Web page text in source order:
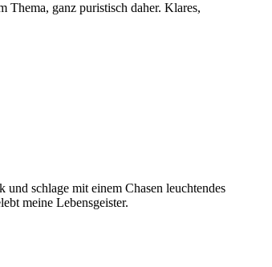
ganz puristisch daher. Klares,
schlage mit einem Chasen leuchtendes
meine Lebensgeister.